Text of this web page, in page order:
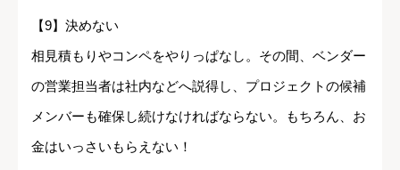
【9】決めない
相見積もりやコンペをやりっぱなし。その間、ベンダー
の営業担当者は社内などへ説得し、プロジェクトの候補
メンバーも確保し続けなければならない。もちろん、お
金はいっさいもらえない！